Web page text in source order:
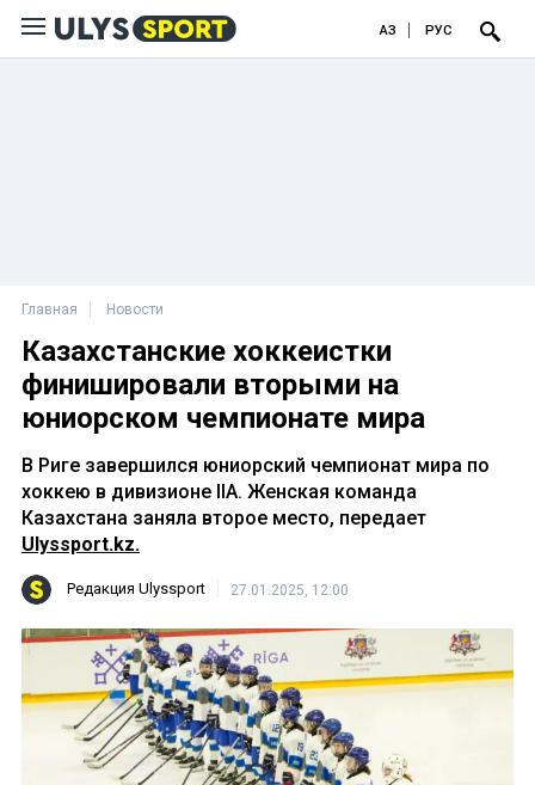
ҚАЗ РУС
Главная Новости
Казахстанские хоккеистки
финишировали вторыми на
юниорском чемпионате мира
В Риге завершился юниорский чемпионат мира по
хоккею в дивизионе IIA. Женская команда
Казахстана заняла второе место, передает
Ulyssport.kz.
Редакция Ulyssport 27.01.2025, 12:00